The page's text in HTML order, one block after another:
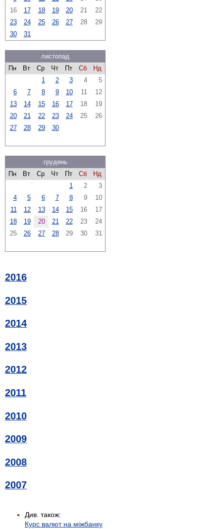
16
17 18 19 20 21
22
23
24 25 26 27 28
29
30
31
листопад
Пн
Вт Ср Чт Пт Сб
Нд
1
2 3 4
5
6
7 8 9 10 11
12
13
14 15 16 17 18
19
20
21 22 23 24 25
26
27
28 29 30
грудень
Пн
Вт Ср Чт Пт Сб
Нд
1
2
3
4
5 6 7 8 9
10
11
12 13 14 15 16
17
18
19 20 21 22 23
24
25
26 27 28 29 30 31
2016
2015
2014
2013
2012
2011
2010
2009
2008
2007
Див. також:
Курс валют на міжбанку